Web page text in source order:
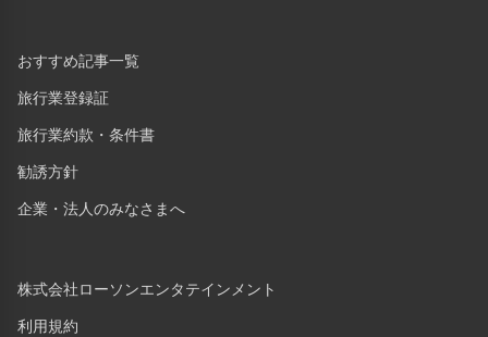
おすすめ記事一覧
旅行業登録証
旅行業約款・条件書
勧誘方針
企業・法人のみなさまへ
株式会社ローソンエンタテインメント
利用規約